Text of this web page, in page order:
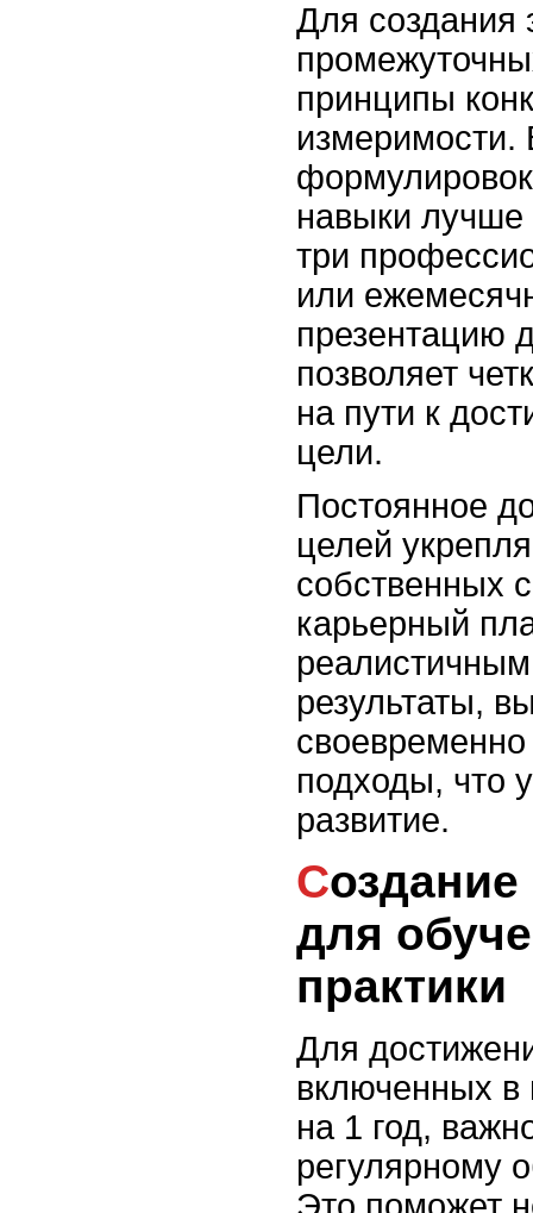
Для
принципы
измеримости.
навыки лучше
три
или
презентацию
позволяет
на пути к
цели.
Постоянное
целей
собственных
карьерный
результаты,
своевременно
подходы, что
развитие.
Создание расписания
для
практики
Для
включенных
на 1 год,
регулярному